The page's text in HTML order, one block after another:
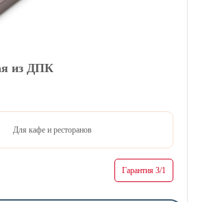
из ДПК
Для кафе и ресторанов
Гарантия 3/1